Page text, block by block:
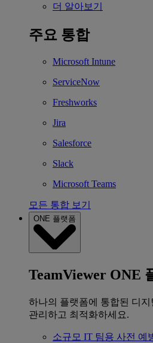
더 알아보기
주요 통합
Microsoft Intune
ServiceNow
Freshworks
Jira
Salesforce
Slack
Microsoft Teams
모든 통합 보기
ONE 플랫폼
TeamViewer ONE
하나의 플랫폼에 통합된 디
관리하고 최적화하세요.
소규모 IT 팀용 사전 예